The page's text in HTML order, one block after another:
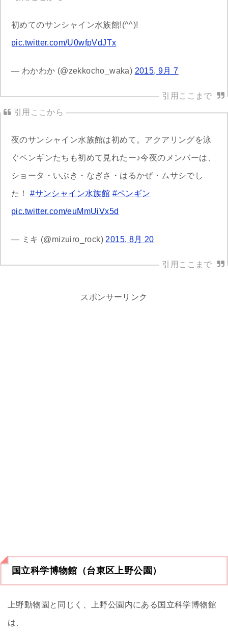
初めてのサンシャイン水族館!(^^)!
pic.twitter.com/U0wfpVdJTx
— わかわか (@zekkocho_waka) 2015, 9月 7
夜のサンシャイン水族館は初めて。アクアリングを泳
ぐペンギンたちも初めて見れたー♪今夜のメンバーは、
ショータ・いぶき・なぎさ・はるかぜ・ムサシでし
た！#サンシャイン水族館 #ペンギン
pic.twitter.com/euMmUiVx5d
— ミキ (@mizuiro_rock) 2015, 8月 20
スポンサーリンク
国立科学博物館（台東区上野公園）
上野動物園と同じく、上野公園内にある国立科学博物館
は、